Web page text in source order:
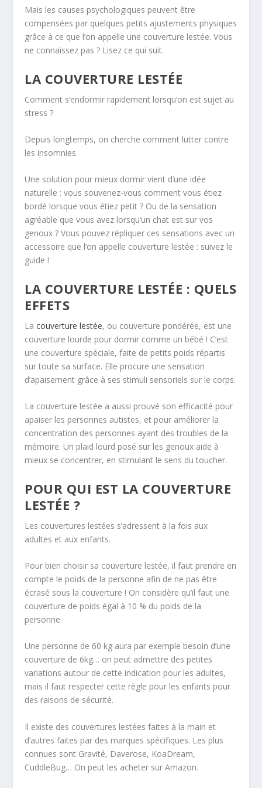
Mais les causes psychologiques peuvent être
compensées par quelques petits ajustements physiques
grâce à ce que l’on appelle une couverture lestée. Vous
ne connaissez pas ? Lisez ce qui suit.
LA COUVERTURE LESTÉE
Comment s’endormir rapidement lorsqu’on est sujet au
stress ?
Depuis longtemps, on cherche comment lutter contre
les insomnies.
Une solution pour mieux dormir vient d’une idée
naturelle : vous souvenez-vous comment vous étiez
bordé lorsque vous étiez petit ? Ou de la sensation
agréable que vous avez lorsqu’un chat est sur vos
genoux ? Vous pouvez répliquer ces sensations avec un
accessoire que l’on appelle couverture lestée : suivez le
guide !
LA COUVERTURE LESTÉE : QUELS
EFFETS
Lacouverture lestée, ou couverture pondérée, est une
couverture lourde pour dormir comme un bébé ! C’est
une couverture spéciale, faite de petits poids répartis
sur toute sa surface. Elle procure une sensation
d’apaisement grâce à ses stimuli sensoriels sur le corps.
La couverture lestée a aussi prouvé son efficacité pour
apaiser les personnes autistes, et pour améliorer la
concentration des personnes ayant des troubles de la
mémoire. Un plaid lourd posé sur les genoux aide à
mieux se concentrer, en stimulant le sens du toucher.
POUR QUI EST LA COUVERTURE
LESTÉE ?
Les couvertures lestées s’adressent à la fois aux
adultes et aux enfants.
Pour bien choisir sa couverture lestée, il faut prendre en
compte le poids de la personne afin de ne pas être
écrasé sous la couverture ! On considère qu’il faut une
couverture de poids égal à 10 % du poids de la
personne.
Une personne de 60 kg aura par exemple besoin d’une
couverture de 6kg… on peut admettre des petites
variations autour de cette indication pour les adultes,
mais il faut respecter cette règle pour les enfants pour
des raisons de sécurité.
Il existe des couvertures lestées faites à la main et
d’autres faites par des marques spécifiques. Les plus
connues sont Gravité, Daverose, KoaDream,
CuddleBug… On peut les acheter sur Amazon.